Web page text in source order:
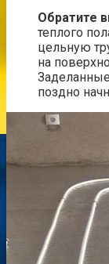
Обратите
теплого
цельную
на
поздно